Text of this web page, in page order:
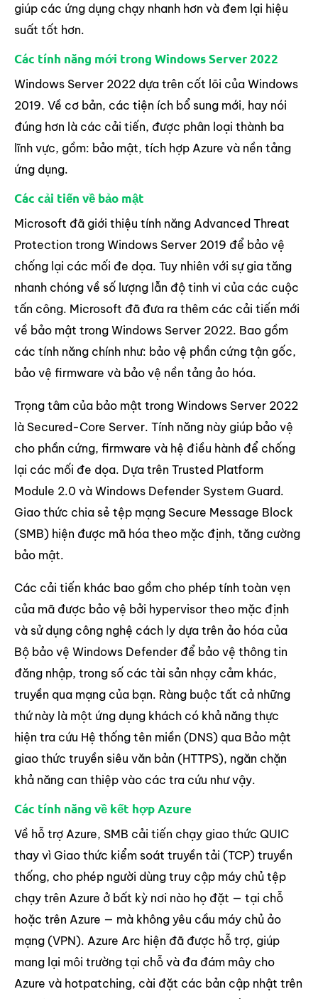
giúp các ứng dụng chạy nhanh hơn và đem lại hiệu
suất tốt hơn.
Các tính năng mới trong Windows Server 2022
Windows Server 2022 dựa trên cốt lõi của Windows
2019. Về cơ bản, các tiện ích bổ sung mới, hay nói
đúng hơn là các cải tiến, được phân loại thành ba
lĩnh vực, gồm: bảo mật, tích hợp Azure và nền tảng
ứng dụng.
Các cải tiến về bảo mật
Microsoft đã giới thiệu tính năng Advanced Threat
Protection trong Windows Server 2019 để bảo vệ
chống lại các mối đe dọa. Tuy nhiên với sự gia tăng
nhanh chóng về số lượng lẫn độ tinh vi của các cuộc
tấn công. Microsoft đã đưa ra thêm các cải tiến mới
về bảo mật trong Windows Server 2022. Bao gồm
các tính năng chính như: bảo vệ phần cứng tận gốc,
bảo vệ firmware và bảo vệ nền tảng ảo hóa.
Trọng tâm của bảo mật trong Windows Server 2022
là Secured-Core Server. Tính năng này giúp bảo vệ
cho phần cứng, firmware và hệ điều hành để chống
lại các mối đe dọa. Dựa trên Trusted Platform
Module 2.0 và Windows Defender System Guard.
Giao thức chia sẻ tệp mạng Secure Message Block
(SMB) hiện được mã hóa theo mặc định, tăng cường
bảo mật.
Các cải tiến khác bao gồm cho phép tính toàn vẹn
của mã được bảo vệ bởi hypervisor theo mặc định
và sử dụng công nghệ cách ly dựa trên ảo hóa của
Bộ bảo vệ Windows Defender để bảo vệ thông tin
đăng nhập, trong số các tài sản nhạy cảm khác,
truyền qua mạng của bạn. Ràng buộc tất cả những
thứ này là một ứng dụng khách có khả năng thực
hiện tra cứu Hệ thống tên miền (DNS) qua Bảo mật
giao thức truyền siêu văn bản (HTTPS), ngăn chặn
khả năng can thiệp vào các tra cứu như vậy.
Các tính năng về kết hợp Azure
Về hỗ trợ Azure, SMB cải tiến chạy giao thức QUIC
thay vì Giao thức kiểm soát truyền tải (TCP) truyền
thống, cho phép người dùng truy cập máy chủ tệp
chạy trên Azure ở bất kỳ nơi nào họ đặt — tại chỗ
hoặc trên Azure — mà không yêu cầu máy chủ ảo
mạng (VPN). Azure Arc hiện đã được hỗ trợ, giúp
mang lại môi trường tại chỗ và đa đám mây cho
Azure và hotpatching, cài đặt các bản cập nhật trên